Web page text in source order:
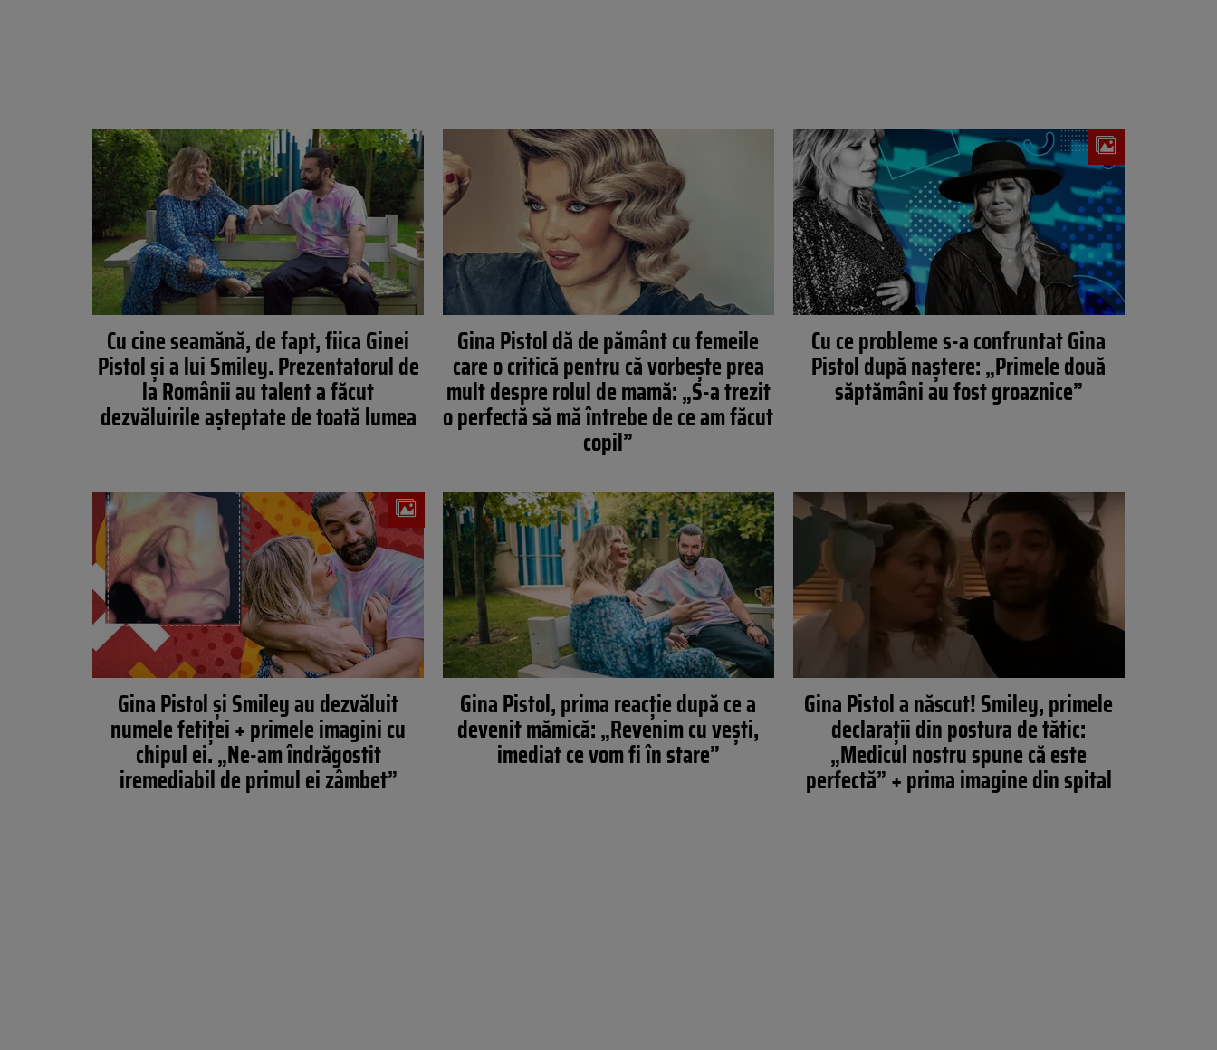
Cu cine seamănă, de fapt, fiica Ginei
Pistol și a lui Smiley. Prezentatorul de
la Românii au talent a făcut
dezvăluirile așteptate de toată lumea
Gina Pistol dă de pământ cu femeile
care o critică pentru că vorbește prea
mult despre rolul de mamă: „S-a trezit
o perfectă să mă întrebe de ce am făcut
copil”
Cu ce probleme s-a confruntat Gina
Pistol după naștere: „Primele două
săptămâni au fost groaznice”
Gina Pistol și Smiley au dezvăluit
numele fetiței + primele imagini cu
chipul ei. „Ne-am îndrăgostit
iremediabil de primul ei zâmbet”
Gina Pistol, prima reacție după ce a
devenit mămică: „Revenim cu vești,
imediat ce vom fi în stare”
Gina Pistol a născut! Smiley, primele
declarații din postura de tătic:
„Medicul nostru spune că este
perfectă” + prima imagine din spital